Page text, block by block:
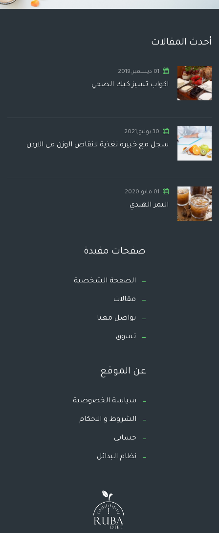
أحدث المقالات
01 ديسمبر,2019
اكواب تشيز كيك الصحي
30 يوليو,2021
سجل مع خبيرة تغذية لانقاص الوزن في الاردن
01 مايو,2020
التمر الهندي
صفحات مفيدة
الصفحة الشخصية
مقالات
تواصل معنا
تسوق
عن الموقع
سياسة الخصوصية
الشروط و الاحكام
حسابي
نظام البدائل